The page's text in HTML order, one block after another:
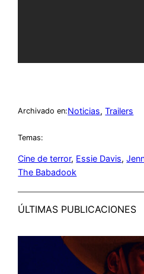
Archivado en:Noticias, Trailers
Temas:
Cine de terror, Essie Davis,
The Babadook
ÚLTIMAS PUBLICACIONES